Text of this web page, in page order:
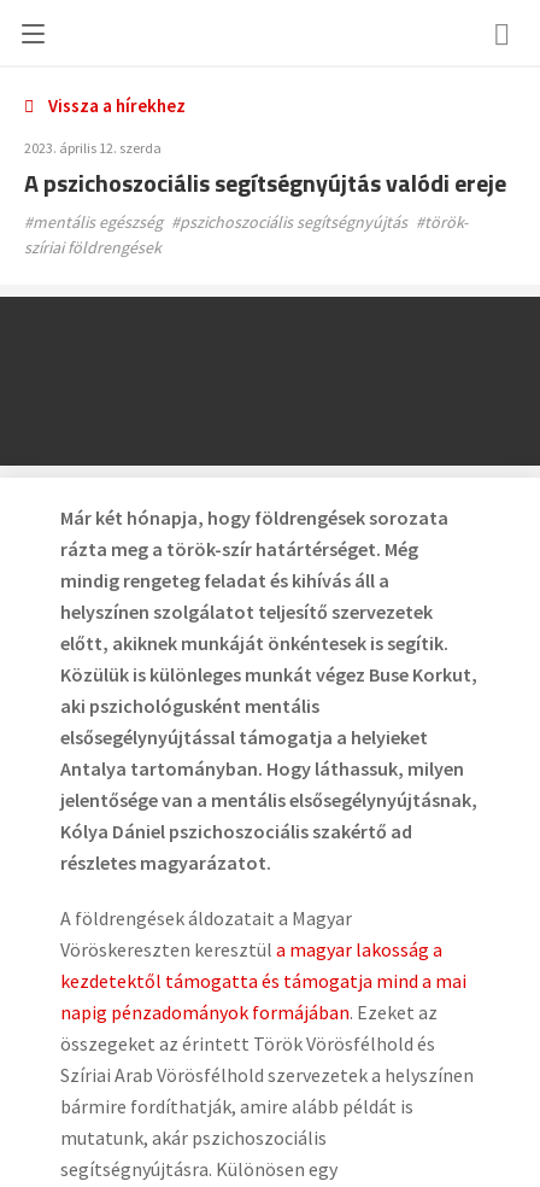
Vissza a hírekhez
2023. április 12. szerda
A pszichoszociális segítségnyújtás valódi ereje
#mentális egészség #pszichoszociális segítségnyújtás #török-
szíriai földrengések
Már két hónapja, hogy földrengések sorozata
rázta meg a török-szír határtérséget. Még
mindig rengeteg feladat és kihívás áll a
helyszínen szolgálatot teljesítő szervezetek
előtt, akiknek munkáját önkéntesek is segítik.
Közülük is különleges munkát végez Buse Korkut,
aki pszichológusként mentális
elsősegélynyújtással támogatja a helyieket
Antalya tartományban. Hogy láthassuk, milyen
jelentősége van a mentális elsősegélynyújtásnak,
Kólya Dániel pszichoszociális szakértő ad
részletes magyarázatot.
A földrengések áldozatait a Magyar
Vöröskereszten keresztül a magyar lakosság a
kezdetektől támogatta és támogatja mind a mai
napig pénzadományok formájában. Ezeket az
összegeket az érintett Török Vörösfélhold és
Szíriai Arab Vörösfélhold szervezetek a helyszínen
bármire fordíthatják, amire alább példát is
mutatunk, akár pszichoszociális
segítségnyújtásra. Különösen egy